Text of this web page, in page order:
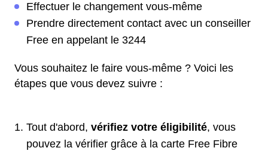
Effectuer le changement vous-même
Prendre directement contact avec un conseiller
Free en appelant le 3244
Vous souhaitez le faire vous-même ? Voici les
étapes que vous devez suivre :
Tout d'abord, vérifiez votre éligibilité, vous
pouvez la vérifier grâce à la carte Free Fibre